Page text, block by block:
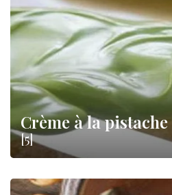
Crème à la pistache
[5]